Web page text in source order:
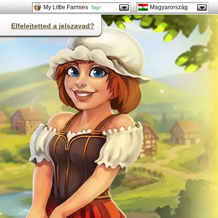
My Little Farmies Top! Magyarország
Elfelejtetted a jelszavad?